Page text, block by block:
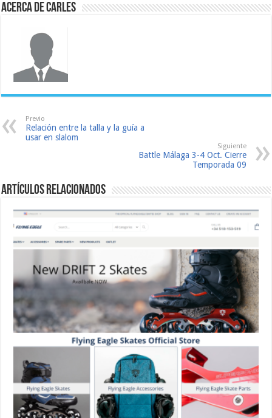
Acerca de Carles
Previo
Relación entre la talla y la guía a
usar en slalom
Siguiente
Battle Málaga 3-4 Oct. Cierre
Temporada 09
Artículos relacionados